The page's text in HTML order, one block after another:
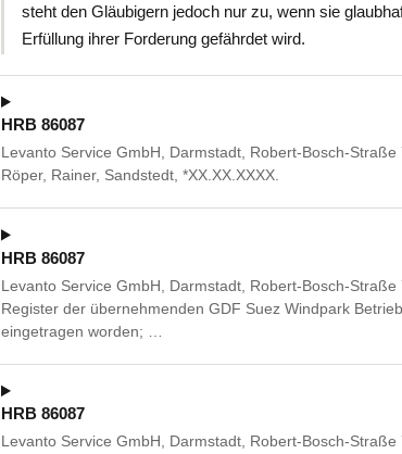
steht den Gläubigern jedoch nur zu, wenn sie
Erfüllung ihrer Forderung gefährdet wird.
HRB 86087
Levanto Service GmbH, Darmstadt, Robert-Bosch-
Röper, Rainer, Sandstedt, *XX.XX.XXXX.
HRB 86087
Levanto Service GmbH, Darmstadt, Robert-Bosch-
Register der übernehmenden GDF Suez Windpark
eingetragen worden; …
HRB 86087
Levanto Service GmbH, Darmstadt, Robert-Bosch-